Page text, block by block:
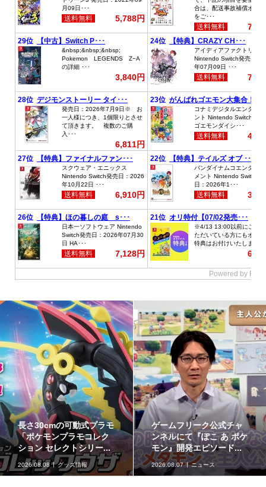
最初のパートナーポケモ
ンなど30種！「ポケット
モンスター30周年 ミニ...
2026.08.07 グッズ情報
ポケモンの姿のソフビ貯
金箱「ポケモンコインバ
ンク」に、ゲンガーな...
2026.08.07 グッズ情報